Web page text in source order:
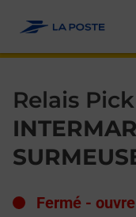
Relais
Fermé -